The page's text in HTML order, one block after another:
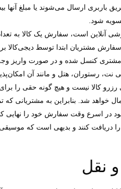
ارسال می‌شوند یا مبلغ آنها
شود.
است، سفارش یک کالا به
مشتریان ابتدا توسط
شده و در صورت واریز وجه، مبلغ پرداخت
رستوران، هتل و مانند آن
کالا نیست و هیچ گونه حقی را
خواهد شد. بنابراین به مشتریانی
اسرع وقت سفارش خود را نهایی
کنند و بدیهی است که
نقل